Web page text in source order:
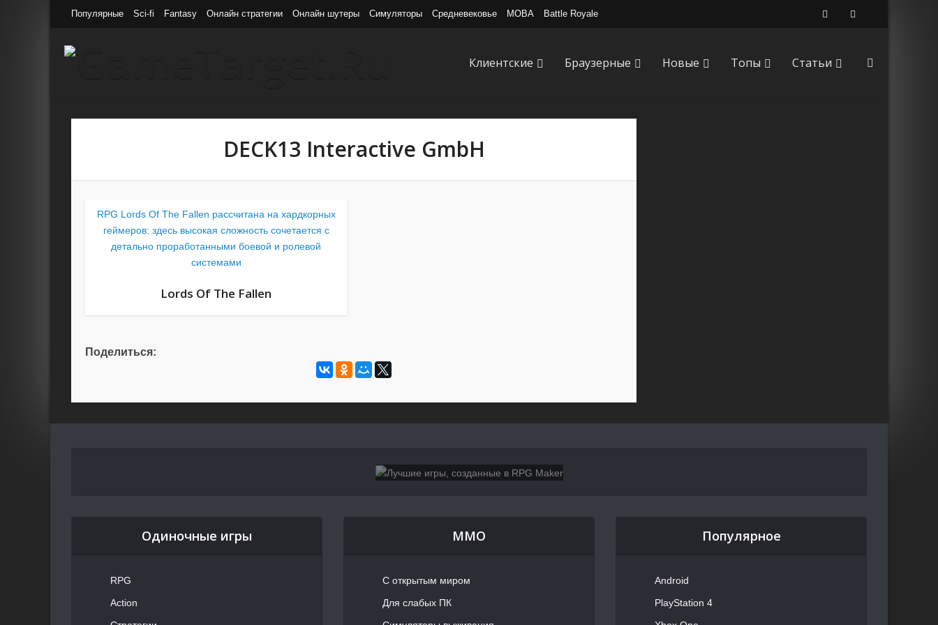
Популярные Sci-fi Fantasy Онлайн стратегии Онлайн шутеры Симуляторы Средневековье MOBA Battle Royale
Клиентские Браузерные Новые Топы Статьи
DECK13 Interactive GmbH
RPG Lords Of The Fallen рассчитана на хардкорных
геймеров: здесь высокая сложность сочетается с
детально проработанными боевой и ролевой
системами
Lords Of The Fallen
Поделиться:
Одиночные игры
RPG
Action
MMO
С открытым миром
Для слабых ПК
Популярное
Android
PlayStation 4